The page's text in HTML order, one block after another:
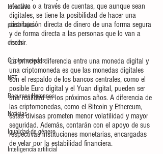
Inversión
personajes
discos
Criptomonedas
NFT
Recursos Humanos
Noticias
Igualdad de género
Inteligencia artificial
efectivo o a través de cuentas, que aunque sean
digitales, se tiene la posibilidad de hacer una
distribución directa de dinero de una forma segura
y de forma directa a las personas que lo van a
recibir.
La principal diferencia entre una moneda digital y
una criptomoneda es que las monedas digitales
con el respaldo de los bancos centrales, como el
posible Euro digital y el Yuan digital, pueden ser
una realidad en los próximos años. A diferencia de
las criptomonedas, como el Bitcoin y Ethereum,
estas divisas prometen menor volatilidad y mayor
seguridad. Además, contarán con el apoyo de sus
respectivas instituciones monetarias, encargadas
de velar por la estabilidad financiera.